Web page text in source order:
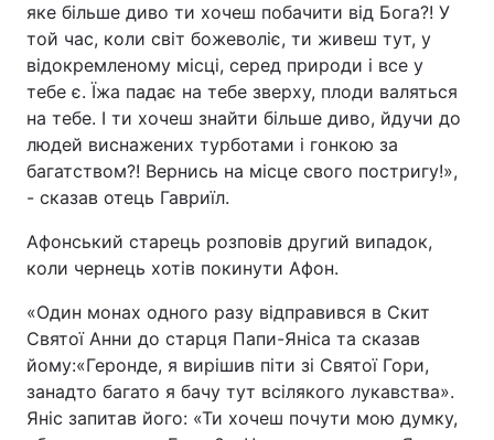
Інтерв'ю Думки
Архів Вакансії
Контакти
Моніторинг Пресцентр
яке більше диво ти хочеш побачити від Бога?! У
той час, коли світ божеволіє, ти живеш тут, у
відокремленому місці, серед природи і все у
тебе є. Їжа падає на тебе зверху, плоди валяться
на тебе. І ти хочеш знайти більше диво, йдучи до
людей виснажених турботами і гонкою за
багатством?! Вернись на місце свого постригу!»,
- сказав отець Гавриїл.
Афонський старець розповів другий випадок,
коли чернець хотів покинути Афон.
«Один монах одного разу відправився в Скит
Святої Анни до старця Папи-Яніса та сказав
йому:«Геронде, я вирішив піти зі Святої Гори,
занадто багато я бачу тут всілякого лукавства».
Яніс запитав його: «Ти хочеш почути мою думку,